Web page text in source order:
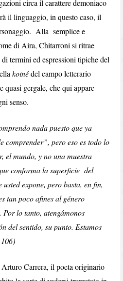
circa il carattere demoniaco
il linguaggio, in questo caso, il
Alla semplice e
di Aira, Chitarroni si ritrae
termini ed espressioni tipiche del
koinédel campo letterario
quasi gergale, che qui appare
senso.
nada puesto que ya
comprender”, pero eso es todo lo
el mundo, y no una muestra
conforma la superficie del
expone, pero basta, en fin,
tan poco afines al género
lo tanto, atengámonos
del sentido, su punto. Estamos
Arturo Carrera, il poeta originario